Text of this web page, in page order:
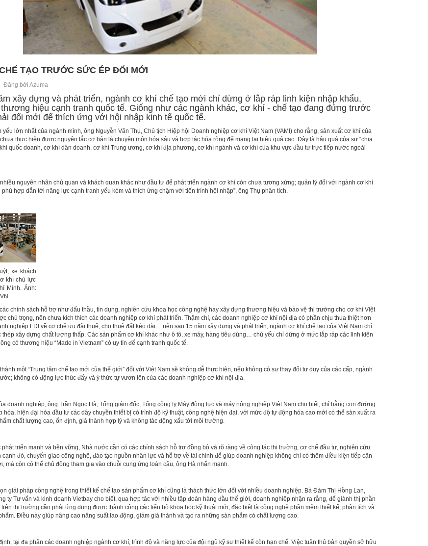
TẠO TRƯỚC SỨC ÉP ĐỔI MỚI
bởi Azuma
xây dựng và phát triển, ngành cơ khí chế tạo mới chỉ dừng ở lắp ráp linh kiện nhập khẩu,
thương hiệu cạnh tranh quốc tế. Giống như các ngành khác, cơ khí - chế tạo đang đứng trước
đổi mới để thích ứng với hội nhập kinh tế quốc tế.
yếu lớn nhất của ngành mình, ông Nguyễn Văn Thụ, Chủ tịch Hiệp hội Doanh nghiệp cơ khí Việt Nam (VAMI) cho rằng, sản xuất cơ khí của
thực hiện được nguyên tắc cơ bản là chuyên môn hóa sâu và hợp tác hóa rộng để mang lại hiệu quả cao. Đây là hậu quả của sự “chia
quốc doanh, cơ khí dân doanh, cơ khí Trung ương, cơ khí địa phương, cơ khí ngành và cơ khí của khu vực đầu tư trực tiếp nước ngoài
nguyên nhân chủ quan và khách quan khác như đầu tư để phát triển ngành cơ khí còn chưa tương xứng; quản lý đối với ngành cơ khí
phù hợp dẫn tới năng lực cạnh tranh yếu kém và thích ứng chậm với tiến trình hội nhập”, ông Thụ phân tích.
xe khách
khí chủ lực
Minh. Ảnh:
chính sách hỗ trợ như đấu thầu, tín dụng, nghiên cứu khoa học công nghệ hay xây dựng thương hiệu và bảo vệ thị trường cho cơ khí Việt
chú trọng, nên chưa kích thích các doanh nghiệp cơ khí phát triển. Thậm chí, các doanh nghiệp cơ khí nội địa có phần chịu thua thiệt hơn
nghiệp FDI về cơ chế ưu đãi thuế, cho thuê đất kéo dài… nên sau 15 năm xây dựng và phát triển, ngành cơ khí chế tạo của Việt Nam chỉ
thép xây dựng chất lượng thấp. Các sản phẩm cơ khí khác như ô tô, xe máy, hàng tiêu dùng… chủ yếu chỉ dừng ở mức lắp ráp các linh kiện
có thương hiệu “Made in Vietnam” có uy tín để cạnh tranh quốc tế.
một “Trung tâm chế tạo mới của thế giới” đối với Việt Nam sẽ không dễ thực hiện, nếu không có sự thay đổi tư duy của các cấp, ngành
không có động lực thúc đẩy và ý thức tự vươn lên của các doanh nghiệp cơ khí nội địa.
doanh nghiệp, ông Trần Ngọc Hà, Tổng giám đốc, Tổng công ty Máy động lực và máy nông nghiệp Việt Nam cho biết, chỉ bằng con đường
hóa, hiện đại hóa đầu tư các dây chuyền thiết bị có trình độ kỹ thuật, công nghệ hiện đại, với mức độ tự động hóa cao mới có thể sản xuất ra
chất lượng cao, ổn định, giá thành hợp lý và không tác động xấu tới môi trường.
triển mạnh và bền vững, Nhà nước cần có các chính sách hỗ trợ đồng bộ và rõ ràng về công tác thị trường, cơ chế đầu tư, nghiên cứu
cạnh đó, chuyển giao công nghệ, đào tạo nguồn nhân lực và hỗ trợ về tài chính để giúp doanh nghiệp không chỉ có thêm điều kiện tiếp cận
mà còn có thể chủ động tham gia vào chuỗi cung ứng toàn cầu, ông Hà nhấn mạnh.
giải pháp công nghệ trong thiết kế chế tạo sản phẩm cơ khí cũng là thách thức lớn đối với nhiều doanh nghiệp. Bà Đàm Thị Hồng Lan,
ty Tư vấn và kinh doanh Vietbay cho biết, qua hợp tác với nhiều tập đoàn hàng đầu thế giới, doanh nghiệp nhận ra rằng, để giành thị phần
thị trường cần phải ứng dụng được thành công các tiến bộ khoa học kỹ thuật mới, đặc biệt là công nghệ phần mềm thiết kế, phân tích và
Điều này giúp nâng cao năng suất lao động, giảm giá thành và tạo ra những sản phẩm có chất lượng cao.
tại đa phần các doanh nghiệp ngành cơ khí, trình độ và năng lực của đội ngũ kỹ sư thiết kế còn hạn chế. Việc tuân thủ bản quyền sở hữu